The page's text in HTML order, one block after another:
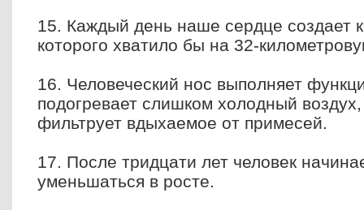
15. Каждый день наше сердце создает
которого хватило бы на 32-
16. Человеческий нос выполняет
подогревает слишком холодный
фильтрует вдыхаемое от примесей.
17. После тридцати лет человек
уменьшаться в росте.